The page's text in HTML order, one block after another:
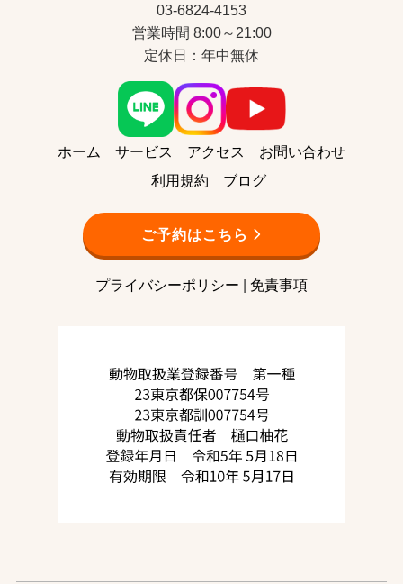
03-6824-4153
営業時間 8:00～21:00
定休日：年中無休
ホーム サービス アクセス
お問い合わせ
利用規約
ブログ
ご予約はこちら
プライバシーポリシー | 免責事項